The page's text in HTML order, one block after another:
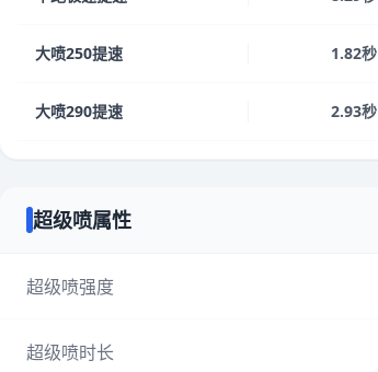
大喷250提速 1.82秒
大喷290提速 2.93秒
超级喷属性
超级喷强度
超级喷时长